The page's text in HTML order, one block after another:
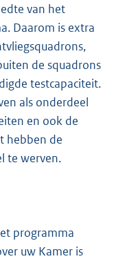
van het
Daarom is extra
de squadrons
testcapaciteit.
als onderdeel
en ook de
hebben de
te werven.
programma
uw Kamer is